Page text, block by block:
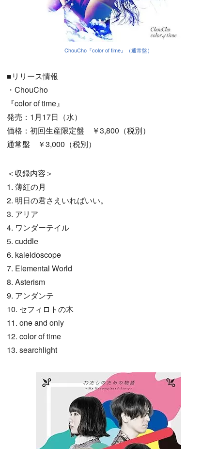
ChouCho『color of time』（通常盤）
■リリース情報
・ChouCho
『color of time』
発売：1月17日（水）
価格：初回生産限定盤 ￥3,800（税別）
通常盤 ￥3,000（税別）
＜収録内容＞
1. 薄紅の月
2. 明日の君さえいればいい。
3. アリア
4. ワンダーテイル
5. cuddle
6. kaleidoscope
7. Elemental World
8. Asterism
9. アンダンテ
10. セフィロトの木
11. one and only
12. color of time
13. searchlight